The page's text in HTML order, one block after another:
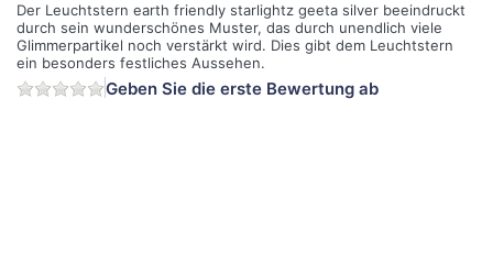
Der Leuchtstern earth friendly starlightz geeta silver beeindruckt
durch sein wunderschönes Muster, das durch unendlich viele
Glimmerpartikel noch verstärkt wird. Dies gibt dem Leuchtstern
ein besonders festliches Aussehen.
Geben Sie die erste Bewertung ab